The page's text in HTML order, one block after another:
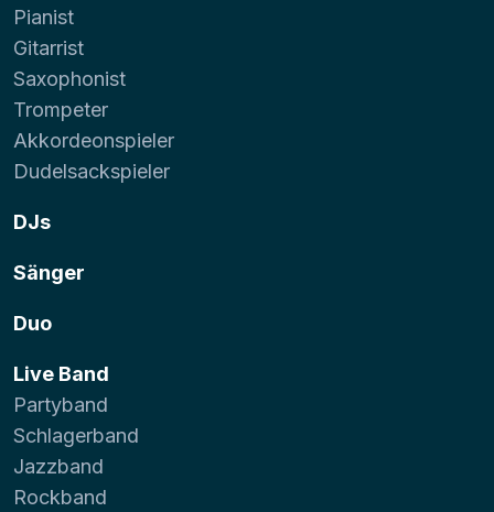
Pianist
Gitarrist
Saxophonist
Trompeter
Akkordeonspieler
Dudelsackspieler
DJs
Sänger
Duo
Live Band
Partyband
Schlagerband
Jazzband
Rockband